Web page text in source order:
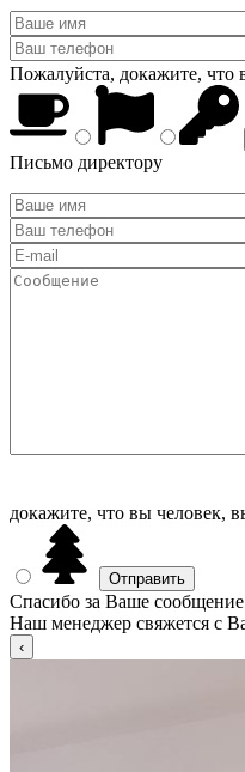
Пожалуйста, докажите, что
Письмо директору
докажите, что вы человек,
Спасибо за Ваше
Наш менеджер свяжется с